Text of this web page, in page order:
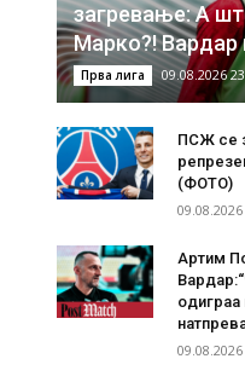
загревање: А
Марко?!
Прва лига 09.08.2026
ПСЖ се
(ФОТО)
Артим
одиграа